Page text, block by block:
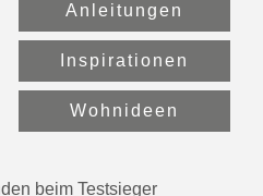
Anleitungen
Inspirationen
Wohnideen
beim Testsieger